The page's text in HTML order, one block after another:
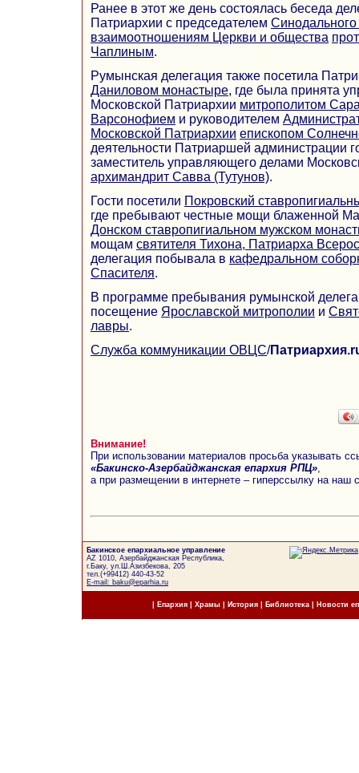
Ранее в этот же день состоялась беседа
Патриархии с председателем Синодального
взаимоотношениям Церкви и общества
Чаплиным.
Румынская делегация также посетила
Даниловом монастыре, где была принята
Московской Патриархии митрополитом
Варсонофием и руководителем
Московской Патриархии епископом
деятельности Патриаршей администрации
заместитель управляющего делами
архимандрит Савва (Тутунов).
Гости посетили Покровский
где пребывают честные мощи блаженной
Донском ставропигиальном мужском
мощам святителя Тихона, Патриарха
делегация побывала в кафедральном
Спасителя.
В программе пребывания румынской
посещение Ярославской митрополии и
лавры.
Служба коммуникации ОВЦС/
Внимание!
При использовании материалов просьба указывать
«Бакинско-Азербайджанская епархия РПЦ»
а при размещении в интернете – гиперссылку на наш
Бакинское епархиальное управление
AZ 1010, Азербайджанская Республика,
г.Баку, ул.Ш.Азизбекова, 205
тел.(+99412) 440-43-52
E-mail: baku@eparhia.ru
Епархия| Храмы История| Библиотека Новости